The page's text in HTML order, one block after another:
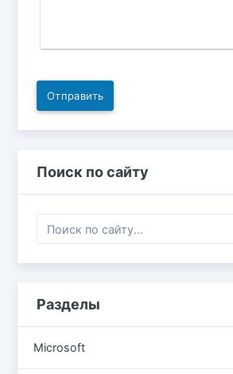
Отправить
Поиск по сайту
Разделы
Microsoft